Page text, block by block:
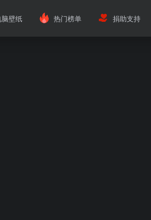
脑壁纸 热门榜单 捐助支持